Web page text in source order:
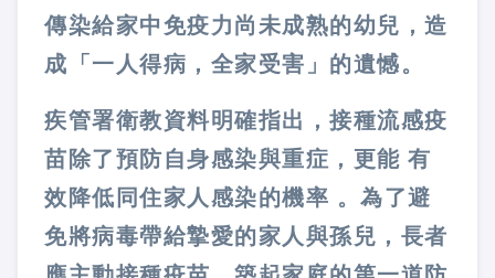
傳染給家中免疫力尚未成熟的幼兒，造
成「一人得病，全家受害」的遺憾。
疾管署衛教資料明確指出，接種流感疫
苗除了預防自身感染與重症，更能 有
效降低同住家人感染的機率 。為了避
免將病毒帶給摯愛的家人與孫兒，長者